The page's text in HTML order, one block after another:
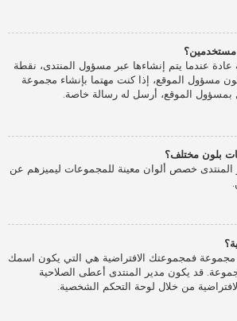
عندما يتم إنشاءها عبر مسؤول المنتدى، نقطة
مسؤول الموقع، إذا كنت مهتما بإنشاء مجموعة
بمسؤول الموقع، أرسل له رسالة خاصة.
بلون مختلف؟
خصص ألوان معينة للمجموعات ليميزهم عن
فمجموعتك الافتراضية هي التي يكون اسمك
قد يكون مدير المنتدى أعطى الصلاحية
من خلال لوحة التحكم الشخصية.